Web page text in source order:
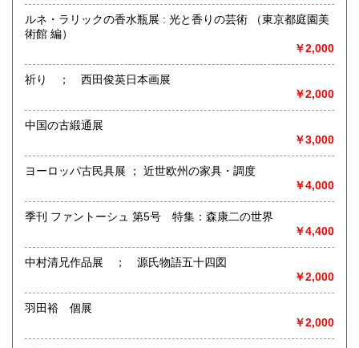
練馬区は西武池袋線「中村橋駅」降りてすぐの商店街に位置
します、
誰でも気軽に入れて楽しめる、町の古本屋です。
面白かったり、少し変わってたり、定番だったり、
役に立ったり立たなかったりするような、
各種文庫・新書・漫画・小説・文学・歴史・民俗・音楽・映
画・美術・お料理・手芸・宗教・オカルト・その他色々、ジ
古本屋定番の店頭均一コーナーももちろん配備。
通勤通学の行き帰りに、お買い物のついでに、お散歩コース
お近くをお通りの際にはぜひとも遊びにいらして頂ければと
思います。
沿線名：西武池袋線
最寄駅：中村橋駅 改札を出て左側の商店街を直進2分、通り
ルネ・ラリックの香水瓶展 : 光と香りの芸術 （東京都庭園美
術館 編）
￥2,000
祈り ； 西田俊英日本画展
￥2,000
中国の古緞通展
￥3,000
ヨーロッパ古民具展 ； 近世欧州の家具・調度
￥4,000
季刊 ファントーシュ 第5号 特集：森康二の世界
￥4,400
中村清兄作品展 ； 源氏物語五十四図
￥2,000
羽田裕 個展
￥2,000